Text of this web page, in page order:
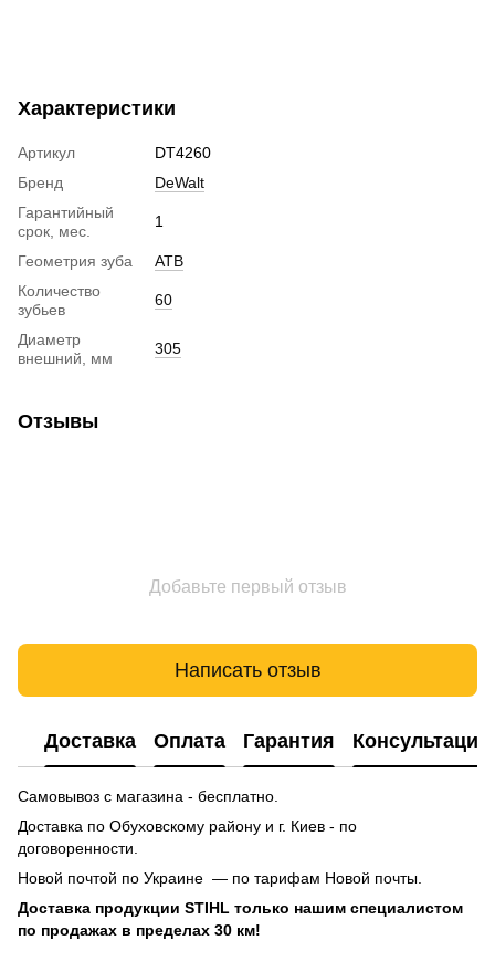
Характеристики
Артикул
DT4260
Бренд
DeWalt
Гарантийный
срок, мес.
1
Геометрия зуба
ATB
Количество
зубьев
60
Диаметр
внешний, мм
305
Отзывы
Добавьте первый отзыв
Написать отзыв
Доставка Оплата Гарантия Консультация
Самовывоз с магазина - бесплатно.
Доставка по Обуховскому району и г. Киев - по
договоренности.
Новой почтой по Украине — по тарифам Новой почты.
Доставка продукции STIHL только нашим специалистом
по продажах в пределах 30 км!